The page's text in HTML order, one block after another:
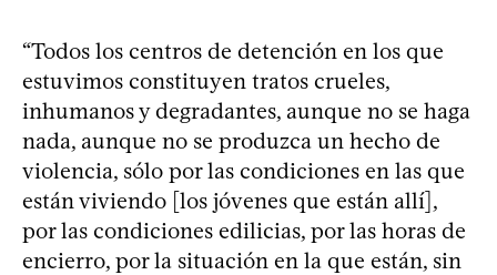
“Todos los centros de detención en los que
estuvimos constituyen tratos crueles,
inhumanos y degradantes, aunque no se haga
nada, aunque no se produzca un hecho de
violencia, sólo por las condiciones en las que
están viviendo [los jóvenes que están allí],
por las condiciones edilicias, por las horas de
encierro, por la situación en la que están, sin